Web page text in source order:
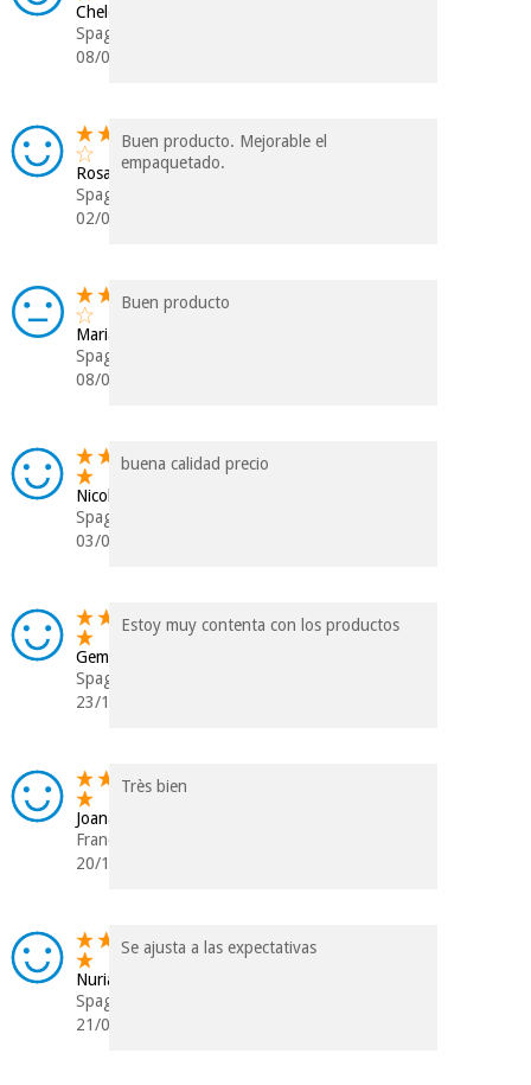
Chelo
Spagna
08/04/2026
Rosario
Spagna
02/04/2026
Buen producto. Mejorable el
empaquetado.
Maria Isabel
Spagna
08/02/2026
Buen producto
Nicolas
Spagna
03/01/2026
buena calidad precio
Gemma
Spagna
23/10/2025
Estoy muy contenta con los productos
Joana
Francia
20/10/2025
Très bien
Nuria
Spagna
21/09/2025
Se ajusta a las expectativas